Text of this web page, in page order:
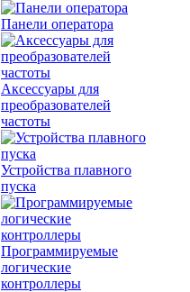
Панели оператора
Аксессуары для
преобразователей
частоты
Устройства плавного
пуска
Программируемые
логические
контроллеры